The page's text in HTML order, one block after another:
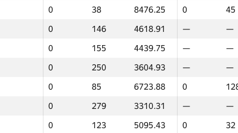
0 38 8476.25 0 45
0 146 4618.91 — —
0 155 4439.75 — —
0 250 3604.93 — —
0 85 6723.88 0
0 279 3310.31 — —
0 123 5095.43 0 32